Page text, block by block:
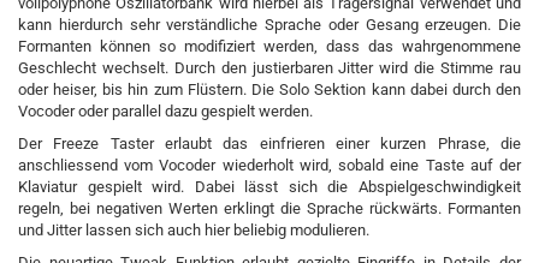
kann hierdurch sehr verständliche Sprache oder Gesang erzeugen. Die
Formanten können so modifiziert werden, dass das wahrgenommene
Geschlecht wechselt. Durch den justierbaren Jitter wird die Stimme rau
oder heiser, bis hin zum Flüstern. Die Solo Sektion kann dabei durch den
Vocoder oder parallel dazu gespielt werden.
Der Freeze Taster erlaubt das einfrieren einer kurzen Phrase, die
anschliessend vom Vocoder wiederholt wird, sobald eine Taste auf der
Klaviatur gespielt wird. Dabei lässt sich die Abspielgeschwindigkeit
regeln, bei negativen Werten erklingt die Sprache rückwärts. Formanten
und Jitter lassen sich auch hier beliebig modulieren.